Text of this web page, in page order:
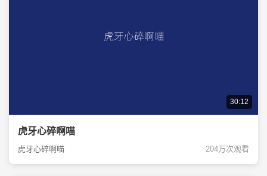
30:12
虎牙心碎啊喵
虎牙心碎啊喵 204万次观看